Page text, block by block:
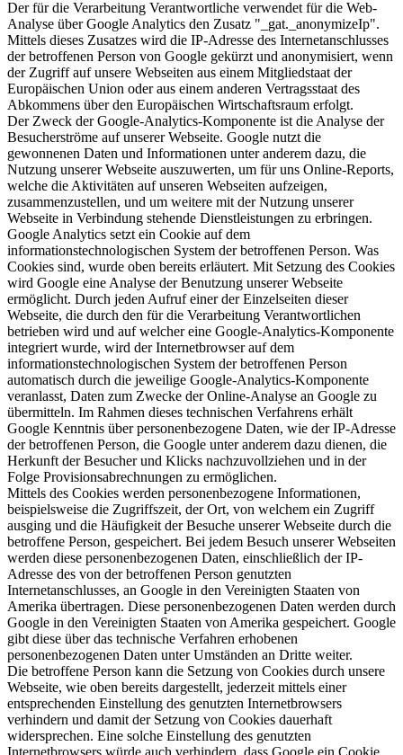
Der für die Verarbeitung Verantwortliche verwendet für die Web-
Analyse über Google Analytics den Zusatz "_gat._anonymizeIp".
Mittels dieses Zusatzes wird die IP-Adresse des Internetanschlusses
der betroffenen Person von Google gekürzt und anonymisiert, wenn
der Zugriff auf unsere Webseiten aus einem Mitgliedstaat der
Europäischen Union oder aus einem anderen Vertragsstaat des
Abkommens über den Europäischen Wirtschaftsraum erfolgt.
Der Zweck der Google-Analytics-Komponente ist die Analyse der
Besucherströme auf unserer Webseite. Google nutzt die
gewonnenen Daten und Informationen unter anderem dazu, die
Nutzung unserer Webseite auszuwerten, um für uns Online-Reports,
welche die Aktivitäten auf unseren Webseiten aufzeigen,
zusammenzustellen, und um weitere mit der Nutzung unserer
Webseite in Verbindung stehende Dienstleistungen zu erbringen.
Google Analytics setzt ein Cookie auf dem
informationstechnologischen System der betroffenen Person. Was
Cookies sind, wurde oben bereits erläutert. Mit Setzung des Cookies
wird Google eine Analyse der Benutzung unserer Webseite
ermöglicht. Durch jeden Aufruf einer der Einzelseiten dieser
Webseite, die durch den für die Verarbeitung Verantwortlichen
betrieben wird und auf welcher eine Google-Analytics-Komponente
integriert wurde, wird der Internetbrowser auf dem
informationstechnologischen System der betroffenen Person
automatisch durch die jeweilige Google-Analytics-Komponente
veranlasst, Daten zum Zwecke der Online-Analyse an Google zu
übermitteln. Im Rahmen dieses technischen Verfahrens erhält
Google Kenntnis über personenbezogene Daten, wie der IP-Adresse
der betroffenen Person, die Google unter anderem dazu dienen, die
Herkunft der Besucher und Klicks nachzuvollziehen und in der
Folge Provisionsabrechnungen zu ermöglichen.
Mittels des Cookies werden personenbezogene Informationen,
beispielsweise die Zugriffszeit, der Ort, von welchem ein Zugriff
ausging und die Häufigkeit der Besuche unserer Webseite durch die
betroffene Person, gespeichert. Bei jedem Besuch unserer Webseiten
werden diese personenbezogenen Daten, einschließlich der IP-
Adresse des von der betroffenen Person genutzten
Internetanschlusses, an Google in den Vereinigten Staaten von
Amerika übertragen. Diese personenbezogenen Daten werden durch
Google in den Vereinigten Staaten von Amerika gespeichert. Google
gibt diese über das technische Verfahren erhobenen
personenbezogenen Daten unter Umständen an Dritte weiter.
Die betroffene Person kann die Setzung von Cookies durch unsere
Webseite, wie oben bereits dargestellt, jederzeit mittels einer
entsprechenden Einstellung des genutzten Internetbrowsers
verhindern und damit der Setzung von Cookies dauerhaft
widersprechen. Eine solche Einstellung des genutzten